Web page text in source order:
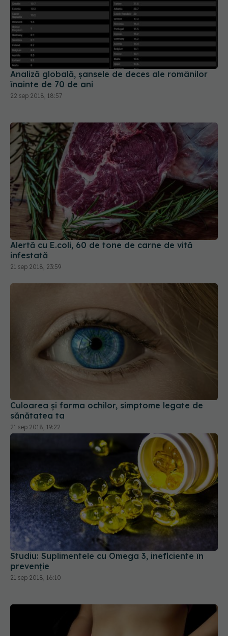
Analiză globală, șansele de deces ale românilor
înainte de 70 de ani
22 sep 2018, 18:57
Alertă cu E.coli, 60 de tone de carne de vită
infestată
21 sep 2018, 23:59
Culoarea și forma ochilor, simptome legate de
sănătatea ta
21 sep 2018, 19:22
Studiu: Suplimentele cu Omega 3, ineficiente în
prevenție
21 sep 2018, 16:10